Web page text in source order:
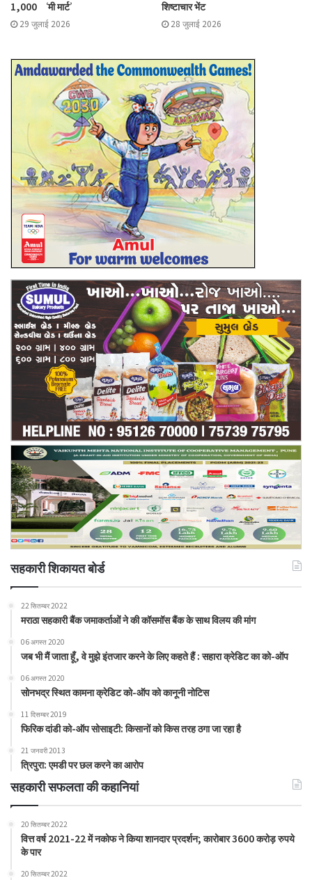
1,000 ‘मी मार्ट’
29 जुलाई 2026
शिष्टाचार भेंट
28 जुलाई 2026
सहकारी शिकायत बोर्ड
22 सितम्बर 2022
मराठा सहकारी बैंक जमाकर्ताओं ने की कॉसमॉस बैंक के साथ विलय की मांग
06 अगस्त 2020
जब भी मैं जाता हूँ, वे मुझे इंतजार करने के लिए कहते हैं : सहारा क्रेडिट का को-ऑप
06 अगस्त 2020
सोनभद्र स्थित कामना क्रेडिट को-ऑप को कानूनी नोटिस
11 दिसम्बर 2019
फिरिक दांडी को-ऑप सोसाइटी: किसानों को किस तरह ठगा जा रहा है
21 जनवरी 2013
त्रिपुरा: एमडी पर छल करने का आरोप
सहकारी सफलता की कहानियां
20 सितम्बर 2022
वित्त वर्ष 2021-22 में नकोफ ने किया शानदार प्रदर्शन; कारोबार 3600 करोड़ रुपये
के पार
20 सितम्बर 2022